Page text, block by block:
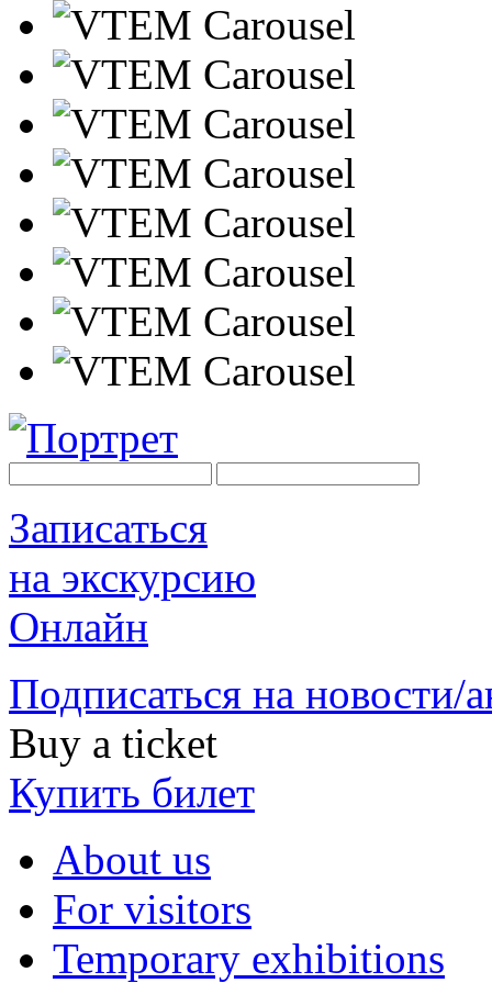
Записаться
на экскурсию
Онлайн
Подписаться на новости/
Buy a ticket
Купить билет
About us
For visitors
Temporary exhibitions